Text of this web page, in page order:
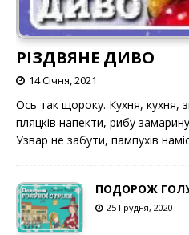
РІЗДВЯНЕ ДИВО
14 Січня, 2021
Ось так щороку. Кухня, кухня,
пляцків напекти, рибу
Узвар не забути, пампухів
ПОДОРОЖ
25 Грудня, 2020